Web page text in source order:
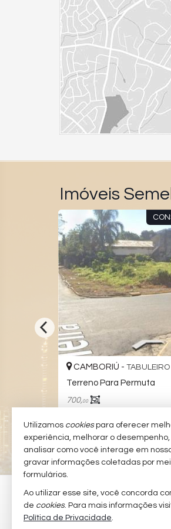
Imóveis
CAMBORIÚ - TABULEIRO
Terreno Para Permuta
700,00
Consulte-nos
PADILHA IMÓVEIS
Rua 901, nº 130 - Sala 01
Utilizamos cookiespara oferecer
experiência, melhorar o desempenho,
analisar como você interage em
gravar informações coletadas por
formulários.
Ao utilizar esse site, você concorda
de cookies. Para mais informações
Política de Privacidade.